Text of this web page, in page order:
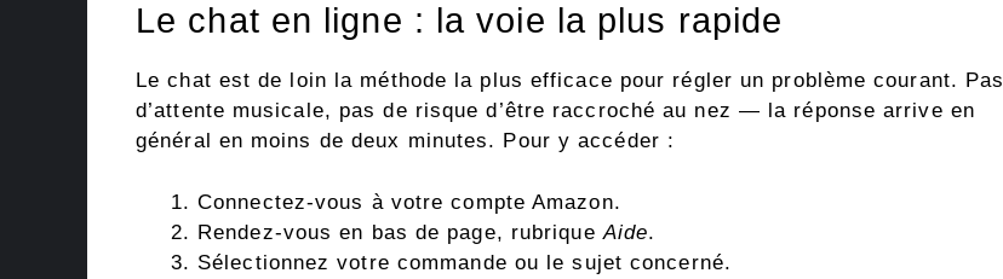
Le chat en ligne : la voie la plus rapide
Le chat est de loin la méthode la plus efficace pour régler un problème courant. Pas
d’attente musicale, pas de risque d’être raccroché au nez — la réponse arrive en
général en moins de deux minutes. Pour y accéder :
Connectez-vous à votre compte Amazon.
Rendez-vous en bas de page, rubriqueAide.
Sélectionnez votre commande ou le sujet concerné.